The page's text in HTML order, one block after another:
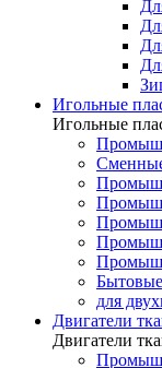
Игольные
Игольные
для
Двигатели
Двигатели